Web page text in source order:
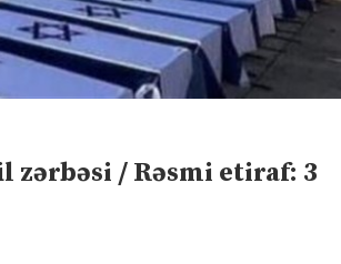
/ Rəsmi etiraf: 3